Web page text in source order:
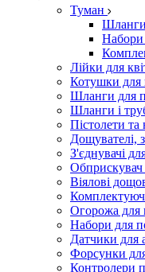
Туман
Шланги
Набори
Лійки для
Котушки для
Шланги для
Шланги і
Пістолети
Дощувателі,
З'єднувачі
Обприскувач
Віялові
Огорожа для
Набори для
Датчики для
Форсунки
Контролери